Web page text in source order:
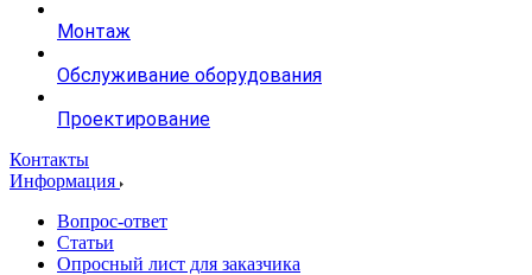
Монтаж
Обслуживание оборудования
Проектирование
Контакты
Информация
Вопрос-ответ
Статьи
Опросный лист для заказчика